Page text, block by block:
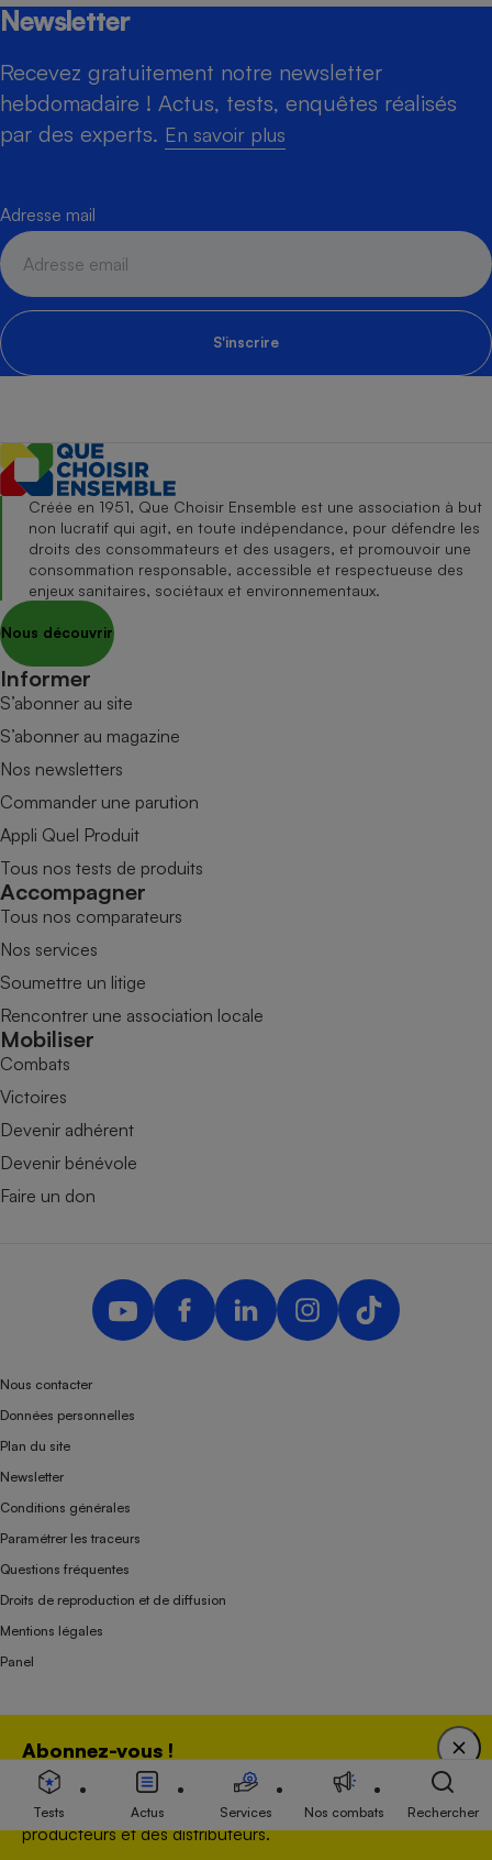
Newsletter
Recevez gratuitement notre newsletter
hebdomadaire ! Actus, tests, enquêtes réalisés
par des experts. En savoir plus
Adresse mail
S'inscrire
Abonnez-vous !
Bénéficiez d'une expertise unique tout en soutenant
une association 100 % indépendante de l'Etat, des
producteurs et des distributeurs.
Créée en 1951, Que Choisir Ensemble est une association à but
non lucratif qui agit, en toute indépendance, pour défendre les
droits des consommateurs et des usagers, et promouvoir une
consommation responsable, accessible et respectueuse des
enjeux sanitaires, sociétaux et environnementaux.
Nous découvrir
Informer
S’abonner au site
S’abonner au magazine
Nos newsletters
Commander une parution
Appli Quel Produit
Tous nos tests de produits
Accompagner
Tous nos comparateurs
Nos services
Soumettre un litige
Rencontrer une association locale
Mobiliser
Combats
Victoires
Devenir adhérent
Devenir bénévole
Faire un don
Nous contacter
Données personnelles
Plan du site
Newsletter
Conditions générales
Paramétrer les traceurs
Questions fréquentes
Droits de reproduction et de diffusion
Mentions légales
Panel
Association indépendante de l’État, des syndicats, des producteurs et des
distributeurs depuis 1951.
Tests Actus Services Nos combats Rechercher